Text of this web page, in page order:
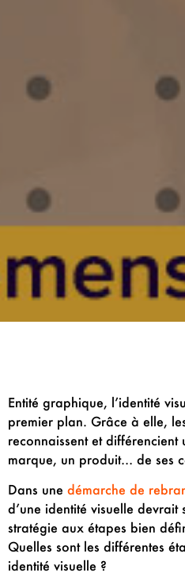
Entité graphique, l’identité
premier plan. Grâce à elle,
reconnaissent et différencient
marque, un produit… de ses
Dans une démarche de
d’une identité visuelle devrait
stratégie aux étapes bien
Quelles sont les différentes
identité visuelle ?